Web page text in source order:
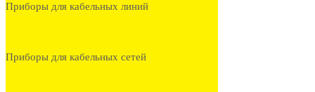
Приборы для кабельных линий
Приборы для кабельных сетей